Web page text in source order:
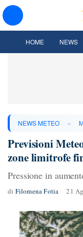
HOME NEWS
NEWS METEO »
Previsioni
zone limitrofe
Pressione in
di Filomena Fotia 21